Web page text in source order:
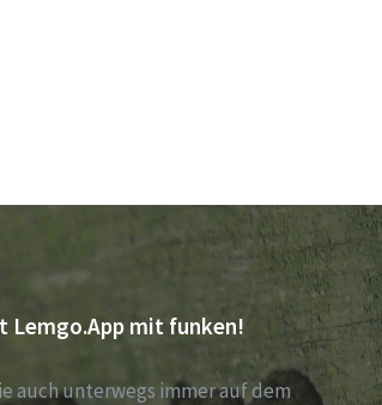
Lemgo.App mit funken!
auch unterwegs immer auf dem